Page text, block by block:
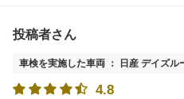
投稿者さん
車検を実施した車両 ： 日産 デイズル
4.8